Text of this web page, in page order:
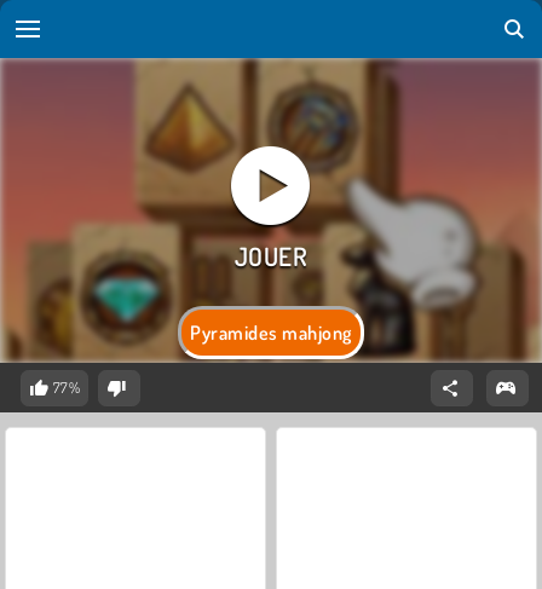
Pyramides mahjong
77%